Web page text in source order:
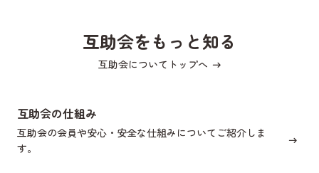
互助会をもっと知る
互助会についてトップへ
互助会の仕組み
互助会の会員や安心・安全な仕組みについてご紹介しま
す。